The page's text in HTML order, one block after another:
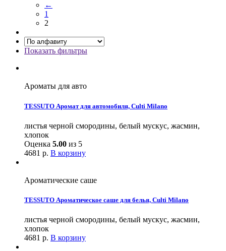
←
1
2
Показать фильтры
Ароматы для авто
TESSUTO Аромат для автомобиля, Culti Milano
листья черной смородины, белый мускус, жасмин,
хлопок
Оценка 5.00 из 5
4681 р. В корзину
Ароматические саше
TESSUTO Ароматическое саше для белья, Culti Milano
листья черной смородины, белый мускус, жасмин,
хлопок
4681 р. В корзину